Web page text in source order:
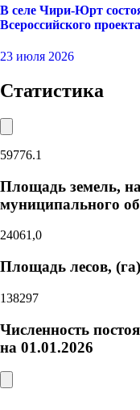
В селе Чири-Юрт
Всероссийского
23 июля 2026
Статистика
59776.1
Площадь земель,
муниципального
24061,0
Площадь лесов,
138297
Численность
на 01.01.2026